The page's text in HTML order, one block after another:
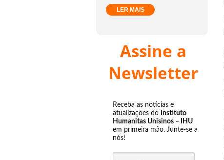
LER MAIS
Assine a
Newsletter
Receba as notícias e
atualizações do Instituto
Humanitas Unisinos – IHU
em primeira mão. Junte-se a
nós!